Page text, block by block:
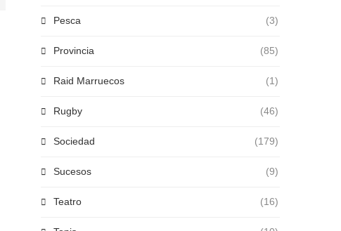
Pesca (3)
Provincia (85)
Raid Marruecos (1)
Rugby (46)
Sociedad (179)
Sucesos (9)
Teatro (16)